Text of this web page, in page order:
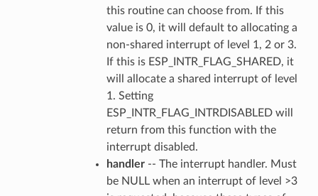
this routine can choose from. If this
value is 0, it will default to allocating a
non-shared interrupt of level 1, 2 or 3.
If this is ESP_INTR_FLAG_SHARED, it
will allocate a shared interrupt of level
1. Setting
ESP_INTR_FLAG_INTRDISABLED will
return from this function with the
interrupt disabled.
handler-- The interrupt handler. Must
be NULL when an interrupt of level >3